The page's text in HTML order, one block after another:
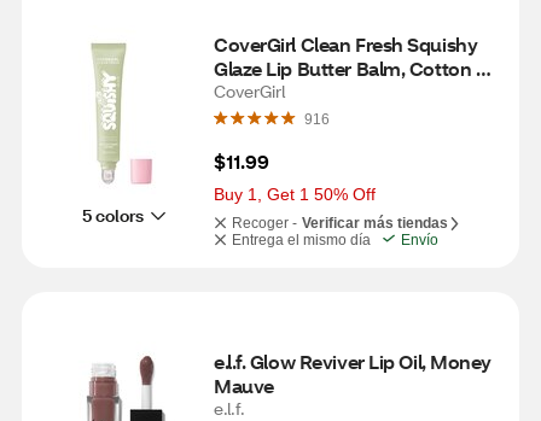
5 colors
CoverGirl Clean Fresh Squishy
Glaze Lip Butter Balm, Cotton
Candy Grapes
CoverGirl
916
$11.99
Buy 1, Get 1 50% Off
Recoger - Verificar más tiendas
Entrega el mismo día
Envío
e.l.f. Glow Reviver Lip Oil, Money
Mauve
e.l.f.